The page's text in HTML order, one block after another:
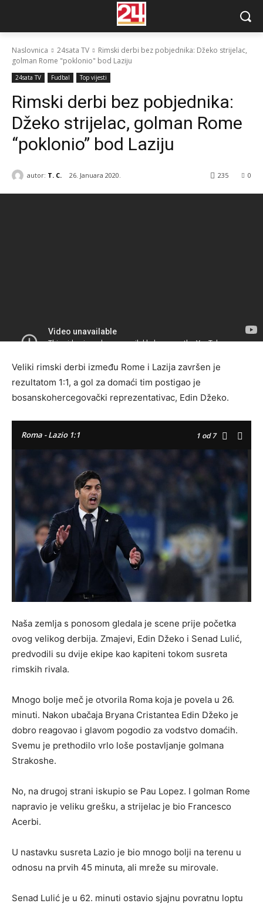
Naslovnica 24sata TV
Rimski derbi bez pobjednika: Džeko strijelac,
golman Rome "poklonio" bod Laziju
24sata TV Fudbal Top vijesti
Rimski derbi bez pobjednika:
Džeko strijelac, golman Rome
“poklonio” bod Laziju
autor: T. C. 26. Januara 2020. 0
235
Veliki rimski derbi između Rome i Lazija završen je
rezultatom 1:1, a gol za domaći tim postigao je
bosanskohercegovački reprezentativac, Edin Džeko.
Roma - Lazio 1:1 1 od 7
Naša zemlja s ponosom gledala je scene prije početka
ovog velikog derbija. Zmajevi, Edin Džeko i Senad Lulić,
predvodili su dvije ekipe kao kapiteni tokom susreta
rimskih rivala.
Mnogo bolje meč je otvorila Roma koja je povela u 26.
minuti. Nakon ubačaja Bryana Cristantea Edin Džeko je
dobro reagovao i glavom pogodio za vodstvo domaćih.
Svemu je prethodilo vrlo loše postavljanje golmana
Strakoshe.
No, na drugoj strani iskupio se Pau Lopez. I golman Rome
napravio je veliku grešku, a strijelac je bio Francesco
Acerbi.
U nastavku susreta Lazio je bio mnogo bolji na terenu u
odnosu na prvih 45 minuta, ali mreže su mirovale.
Senad Lulić je u 62. minuti ostavio sjajnu povratnu loptu